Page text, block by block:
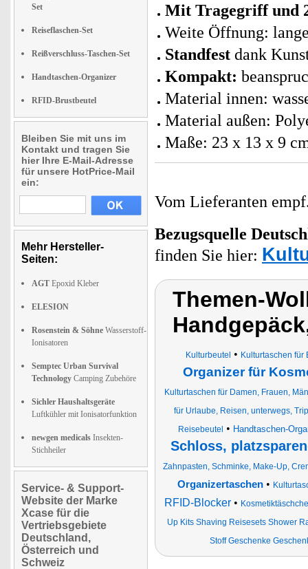
Set
Reiseflaschen-Set
Reißverschluss-Taschen-Set
Handtaschen-Organizer
RFID-Brustbeutel
Bleiben Sie mit uns im
Kontakt und tragen Sie
hier Ihre E-Mail-Adresse
für unsere HotPrice-Mail
ein:
Mehr Hersteller-
Seiten:
AGT Epoxid Kleber
ELESION
Rosenstein & Söhne Wasserstoff-
Ionisatoren
Semptec Urban Survival
Technology Camping Zubehöre
Sichler Haushaltsgeräte
Luftkühler mit Ionisatorfunktion
newgen medicals Insekten-
Stichheiler
Service- & Support-
Website der Marke
Xcase für die
Vertriebsgebiete
Deutschland,
Österreich und
Schweiz
Mit Tragegriff und
Weite Öffnung:
Standfest dank
Kompakt:
Material innen:
Material außen:
Maße: 23 x 13 x 9
Vom Lieferanten
Bezugsquelle
finden Sie hier:
Themen-
Kulturbeutel • Kulturtaschen für
Organizer für
Kulturtaschen für Damen, Frauen,
für Urlaube, Reisen, unterwegs,
Reisebeutel
• Handtaschen-
Schloss,
Zahnpasten, Schminke, Make-Up,
Organizertaschen •
RFID-Blocker •
Up Kits Shaving Reisesets Shower
Stoff Geschenke